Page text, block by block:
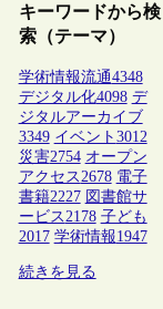
キーワードから検
索（テーマ）
学術情報流通4348
デジタル化4098 デ
ジタルアーカイブ
3349 イベント 3012
災害2754 オープン
アクセス 2678 電子
書籍2227 図書館サ
ービス 2178 子ども
2017 学術情報1947
続きを見る